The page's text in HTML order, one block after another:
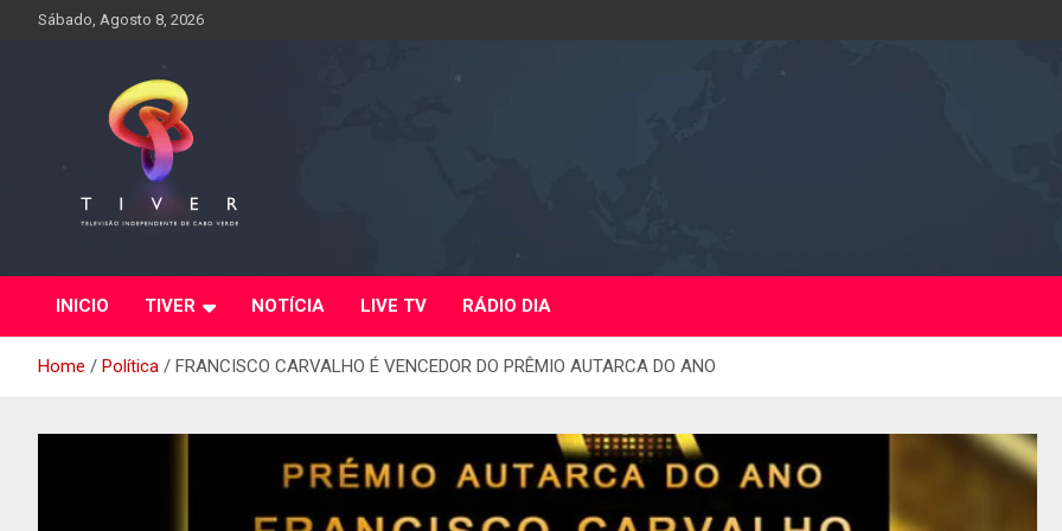
Sábado, Agosto 8, 2026
INICIO TIVER NOTÍCIA LIVE TV RÁDIO DIA
Home Política FRANCISCO CARVALHO É VENCEDOR DO PRÊMIO AUTARCA DO ANO